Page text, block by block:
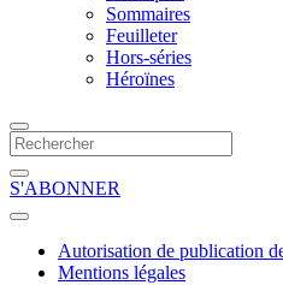
Sommaires
Feuilleter
Hors-séries
Héroïnes
S'ABONNER
Autorisation de publication
Mentions légales